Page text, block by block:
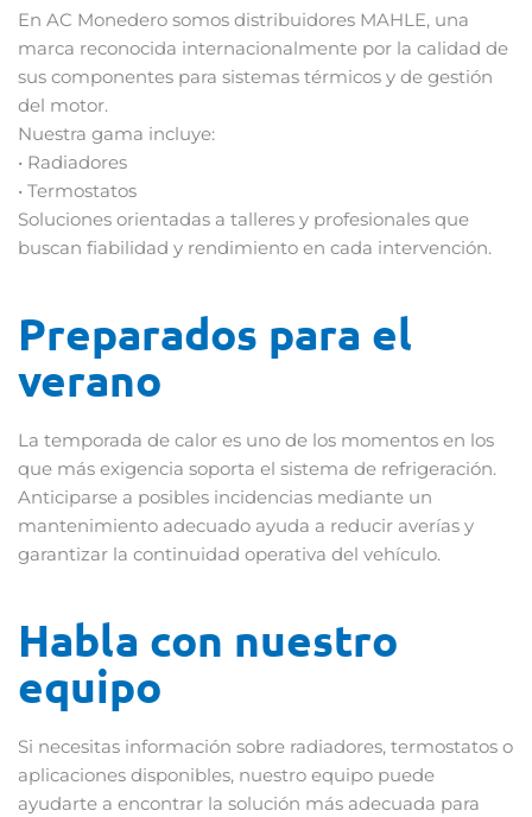
En AC Monedero somos distribuidores MAHLE, una
marca reconocida internacionalmente por la calidad de
sus componentes para sistemas térmicos y de gestión
del motor.
Nuestra gama incluye:
• Radiadores
• Termostatos
Soluciones orientadas a talleres y profesionales que
buscan fiabilidad y rendimiento en cada intervención.
Preparados para el
verano
La temporada de calor es uno de los momentos en los
que más exigencia soporta el sistema de refrigeración.
Anticiparse a posibles incidencias mediante un
mantenimiento adecuado ayuda a reducir averías y
garantizar la continuidad operativa del vehículo.
Habla con nuestro
equipo
Si necesitas información sobre radiadores, termostatos o
aplicaciones disponibles, nuestro equipo puede
ayudarte a encontrar la solución más adecuada para